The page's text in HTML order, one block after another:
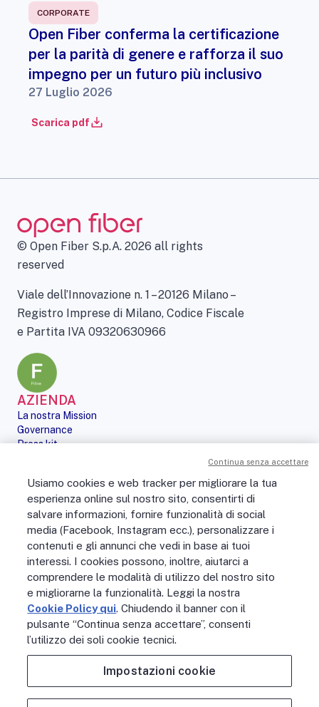
CORPORATE
Open Fiber conferma la certificazione
per la parità di genere e rafforza il suo
impegno per un futuro più inclusivo
27 Luglio 2026
Scarica pdf
© Open Fiber S.p.A. 2026 all rights
reserved
Viale dell’Innovazione n. 1 – 20126 Milano –
Registro Imprese di Milano, Codice Fiscale
e Partita IVA 09320630966
AZIENDA
La nostra Mission
Governance
Press kit
Digital Services Act
PERSONE
No Fibra? No Party!
Posizioni aperte
La vita in Open Fiber
Lavora con noi
La nostra cultura
MONDO OPEN FIBER
Supporto
Assistenza scavi
Open Fiber Network Solutions
Area Riservata Operatori
Usiamo cookies e web tracker per migliorare la tua
esperienza online sul nostro sito, consentirti di
salvare informazioni, fornire funzionalità di social
media (Facebook, Instagram ecc.), personalizzare i
contenuti e gli annunci che vedi in base ai tuoi
interessi. I cookies possono, inoltre, aiutarci a
comprendere le modalità di utilizzo del nostro sito
e migliorarne la funzionalità. Leggi la nostra
Cookie Policy qui. Chiudendo il banner con il
pulsante “Continua senza accettare”, consenti
l’utilizzo dei soli cookie tecnici.
Impostazioni cookie
Continua senza accettare